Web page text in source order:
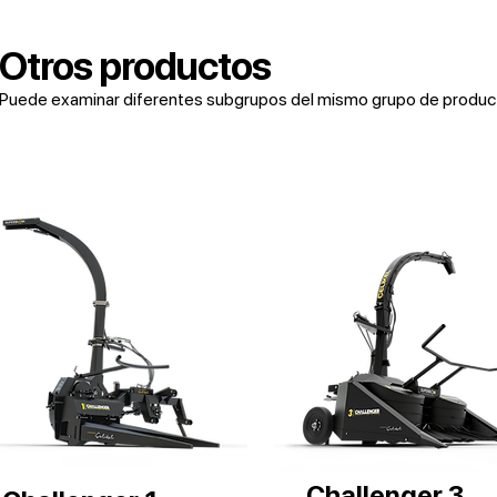
Otros productos
Puede examinar diferentes subgrupos del mismo grupo de